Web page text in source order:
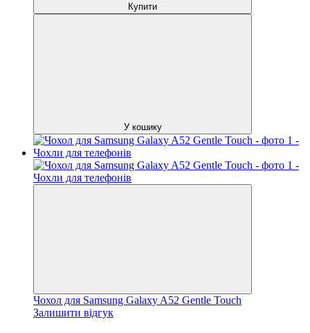
Купити
У кошику
Чохол для Samsung Galaxy A52 Gentle Touch
Залишити відгук